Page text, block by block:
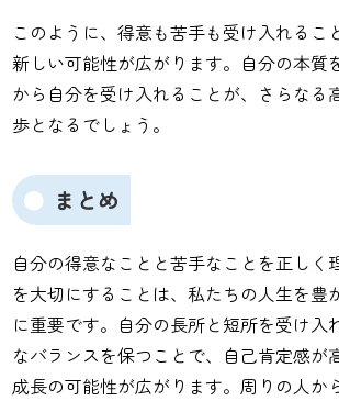
このように、得意も苦手も受け入れるこ
新しい可能性が広がります。自分の本質
から自分を受け入れることが、さらなる
歩となるでしょう。
まとめ
自分の得意なことと苦手なことを正しく
を大切にすることは、私たちの人生を豊
に重要です。自分の長所と短所を受け入
なバランスを保つことで、自己肯定感が
成長の可能性が広がります。周りの人か